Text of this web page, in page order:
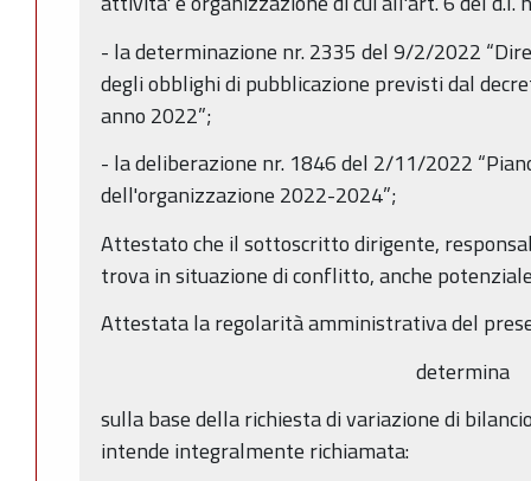
- la determinazione nr. 2335 del 9/2/2022
degli obblighi di pubblicazione previsti dal
anno 2022”;
- la deliberazione nr. 1846 del 2/11/2022
dell'organizzazione 2022-2024”;
Attestato che il sottoscritto dirigente,
trova in situazione di conflitto, anche
Attestata la regolarità amministrativa del
determina
sulla base della richiesta di variazione di
intende integralmente richiamata: